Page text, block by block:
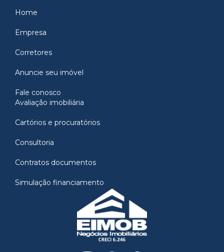
Home
Empresa
Corretores
Anuncie seu imóvel
Fale conosco
Avaliação imobiliária
Cartórios e procuratórios
Consultoria
Contratos documentos
Simulação financiamento